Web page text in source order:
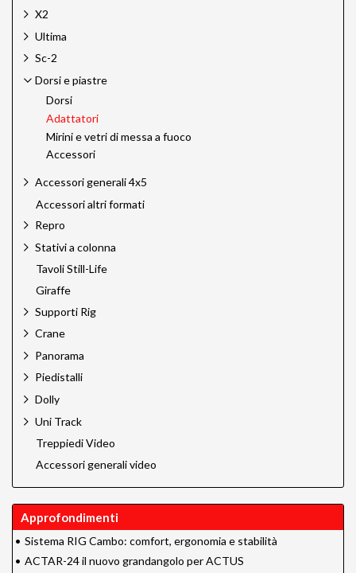
X2
Ultima
Sc-2
Dorsi e piastre
Dorsi
Adattatori
Mirini e vetri di messa a fuoco
Accessori
Accessori generali 4x5
Accessori altri formati
Repro
Stativi a colonna
Tavoli Still-Life
Giraffe
Supporti Rig
Crane
Panorama
Piedistalli
Dolly
Uni Track
Treppiedi Video
Accessori generali video
Approfondimenti
• Sistema RIG Cambo: comfort, ergonomia e stabilità
• ACTAR-24 il nuovo grandangolo per ACTUS